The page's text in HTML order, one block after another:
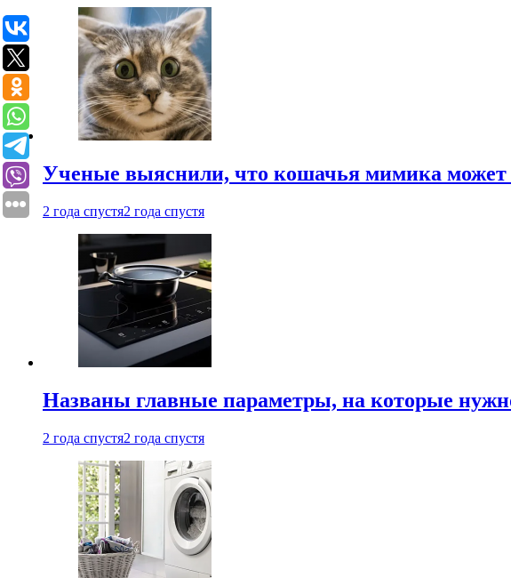
Ученые выяснили, что кошачья мимика может
2 года спустя2 года спустя
Названы главные параметры, на которые
2 года спустя2 года спустя